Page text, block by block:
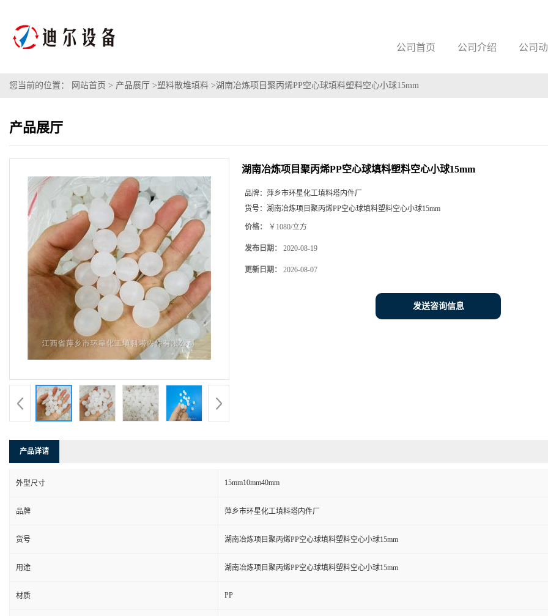
公司首页 公司介绍 公司
您当前的位置： 网站首页 > 产品展厅 >塑料散堆填料 >湖南冶炼项目聚丙烯PP空心球填料塑料空心小球15mm
产品展厅
湖南冶炼项目聚丙烯PP空心球填料塑料空心小球15mm
品牌： 萍乡市环星化工填料塔内件厂
货号： 湖南冶炼项目聚丙烯PP空心球填料塑料空心小球15mm
价格： ￥1080/立方
发布日期： 2020-08-19
更新日期： 2026-08-07
发送咨询信息
产品详请
外型尺寸 15mm10mm40mm
品牌 萍乡市环星化工填料塔内件厂
货号 湖南冶炼项目聚丙烯PP空心球填料塑料空心小球15mm
用途 湖南冶炼项目聚丙烯PP空心球填料塑料空心小球15mm
材质 PP